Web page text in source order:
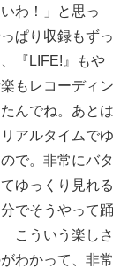
わ！」と思っ
ぱり収録もずっ
『LIFE!』もや
もレコーディン
んでね。あとは
アルタイムでゆ
で。非常にバタ
ゆっくり見れる
でそうやって踊
こういう楽しさ
わかって、非常